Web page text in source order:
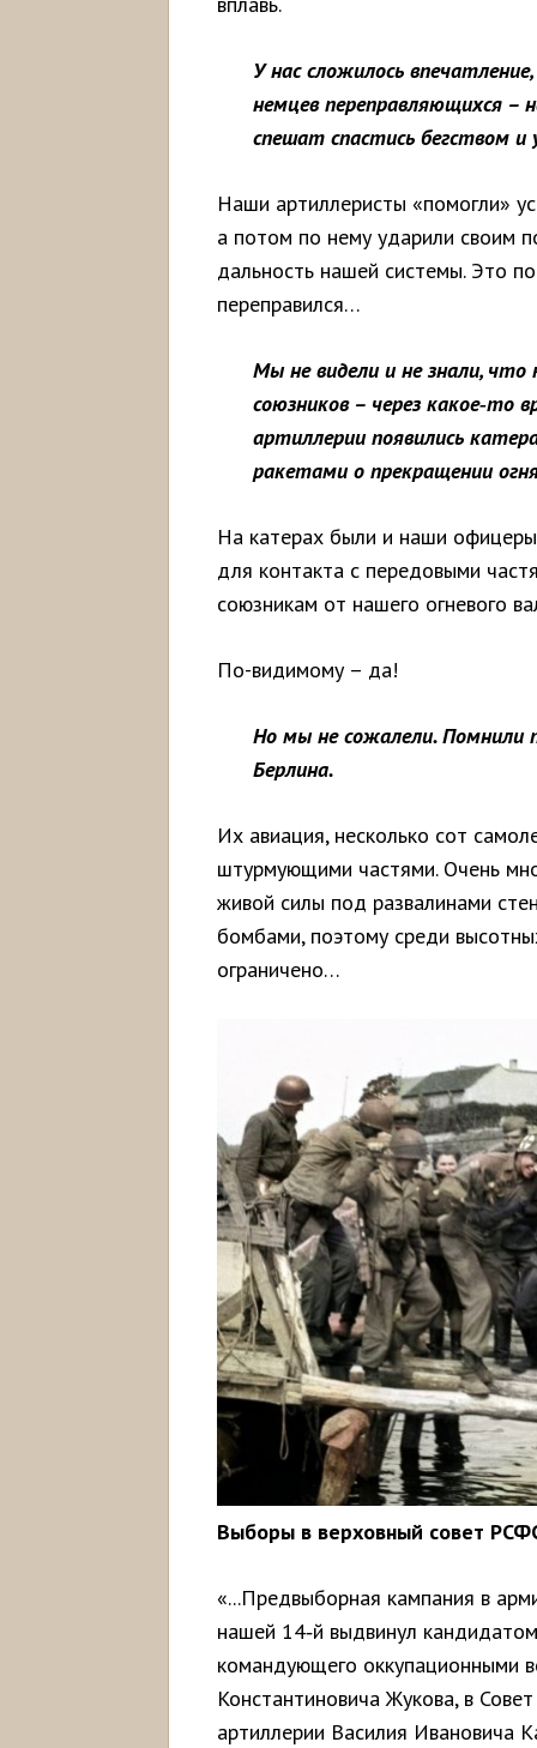
У нас сложилось
немцев переправляющихся –
спешат спастись бегством и
Наши артиллеристы «помогли»
а потом по нему ударили своим
дальность нашей системы. Это
переправился…
Мы не видели и не знали,
союзников – через какое‑то
артиллерии появились
ракетами о прекращении
На катерах были и наши
для контакта с передовыми
союзникам от нашего огневого
По-видимому – да!
Но мы не сожалели. Помнили
Берлина.
Их авиация, несколько сот
штурмующими частями. Очень
живой силы под развалинами
бомбами, поэтому среди
ограничено…
Выборы в верховный совет
«...Предвыборная кампания в
нашей 14‑й выдвинул
командующего оккупационными
Константиновича Жукова, в
артиллерии Василия Ивановича